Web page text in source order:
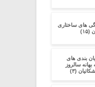
های ساختاری
بندی های
سالروز
(۳)